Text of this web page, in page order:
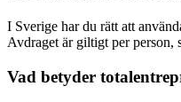
I Sverige har du rätt att
Avdraget är giltigt per person,
Vad betyder